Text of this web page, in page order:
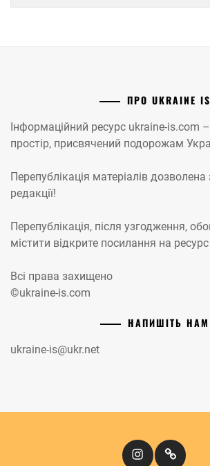
ПРО UKRAINE IS
Інформаційний ресурс ukraine-is.com
простір, присвячений подорожам
Перепублікація матеріалів
редакції!
Перепублікація, після узгодження,
містити відкрите посилання на
Всі права захищено
©ukraine-is.com
НАПИШІТЬ НАМ
ukraine-is@ukr.net
Instagram